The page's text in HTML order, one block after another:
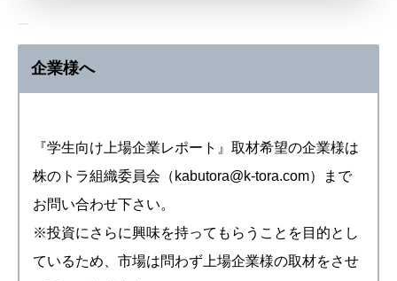
企業様へ
『学生向け上場企業レポート』取材希望の企業様は
株のトラ組織委員会（kabutora@k-tora.com）まで
お問い合わせ下さい。
※投資にさらに興味を持ってもらうことを目的とし
ているため、市場は問わず上場企業様の取材をさせ